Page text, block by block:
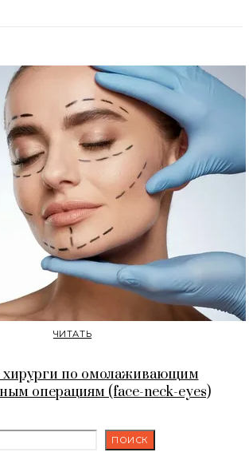
ЧИТАТЬ
по омолаживающим
операциям (face-neck-eyes)
ПОИСК